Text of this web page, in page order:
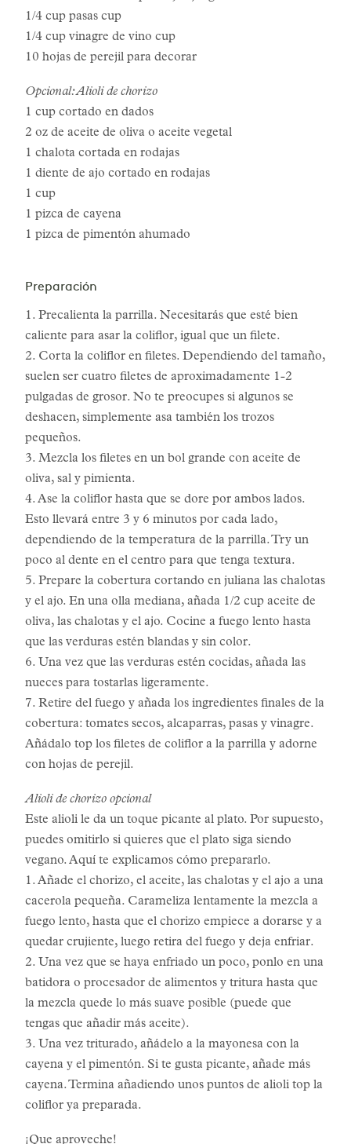
1/4 cup pasas cup
1/4 cup vinagre de vino cup
10 hojas de perejil para decorar
Opcional: Alioli de chorizo
1 cup cortado en dados
2 oz de aceite de oliva o aceite vegetal
1 chalota cortada en rodajas
1 diente de ajo cortado en rodajas
1 cup
1 pizca de cayena
1 pizca de pimentón ahumado
Preparación
1. Precalienta la parrilla. Necesitarás que esté bien
caliente para asar la coliflor, igual que un filete.
2. Corta la coliflor en filetes. Dependiendo del tamaño,
suelen ser cuatro filetes de aproximadamente 1-2
pulgadas de grosor. No te preocupes si algunos se
deshacen, simplemente asa también los trozos
pequeños.
3. Mezcla los filetes en un bol grande con aceite de
oliva, sal y pimienta.
4. Ase la coliflor hasta que se dore por ambos lados.
Esto llevará entre 3 y 6 minutos por cada lado,
dependiendo de la temperatura de la parrilla. Try un
poco al dente en el centro para que tenga textura.
5. Prepare la cobertura cortando en juliana las chalotas
y el ajo. En una olla mediana, añada 1/2 cup aceite de
oliva, las chalotas y el ajo. Cocine a fuego lento hasta
que las verduras estén blandas y sin color.
6. Una vez que las verduras estén cocidas, añada las
nueces para tostarlas ligeramente.
7. Retire del fuego y añada los ingredientes finales de la
cobertura: tomates secos, alcaparras, pasas y vinagre.
Añádalo top los filetes de coliflor a la parrilla y adorne
con hojas de perejil.
Alioli de chorizo opcional
Este alioli le da un toque picante al plato. Por supuesto,
puedes omitirlo si quieres que el plato siga siendo
vegano. Aquí te explicamos cómo prepararlo.
1. Añade el chorizo, el aceite, las chalotas y el ajo a una
cacerola pequeña. Carameliza lentamente la mezcla a
fuego lento, hasta que el chorizo empiece a dorarse y a
quedar crujiente, luego retira del fuego y deja enfriar.
2. Una vez que se haya enfriado un poco, ponlo en una
batidora o procesador de alimentos y tritura hasta que
la mezcla quede lo más suave posible (puede que
tengas que añadir más aceite).
3. Una vez triturado, añádelo a la mayonesa con la
cayena y el pimentón. Si te gusta picante, añade más
cayena. Termina añadiendo unos puntos de alioli top la
coliflor ya preparada.
¡Que aproveche!